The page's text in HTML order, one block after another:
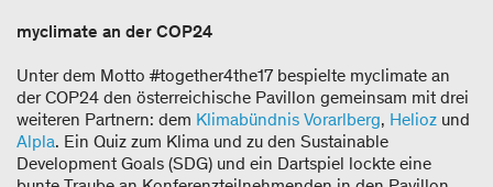
myclimate an der COP24
Unter dem Motto #together4the17 bespielte myclimate an
der COP24 den österreichische Pavillon gemeinsam mit drei
weiteren Partnern: dem Klimabündnis Vorarlberg, Helioz und
Alpla. Ein Quiz zum Klima und zu den Sustainable
Development Goals (SDG) und ein Dartspiel lockte eine